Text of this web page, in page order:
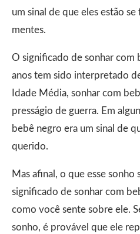
um sinal de que eles estão
mentes.
O significado de sonhar com
anos tem sido interpretado
Idade Média, sonhar com
presságio de guerra. Em
bebê negro era um sinal de
querido.
Mas afinal, o que esse sonho
significado de sonhar com
como você sente sobre ele.
sonho, é provável que ele